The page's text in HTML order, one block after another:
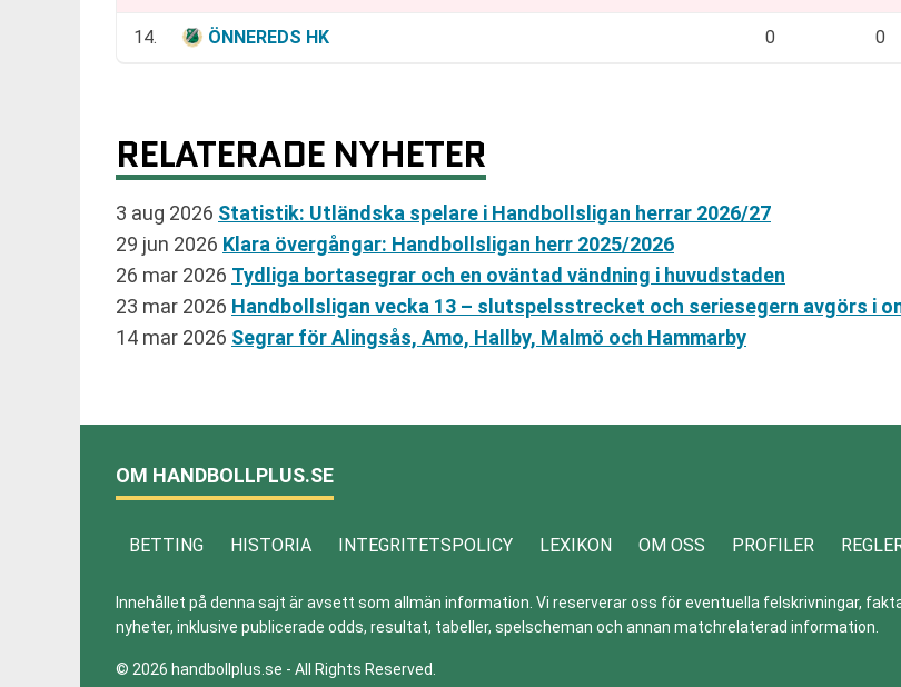
14. ÖNNEREDS HK 0 0
RELATERADE NYHETER
3 aug 2026 Statistik: Utländska spelare i Handbollsligan herrar 2026/27
29 jun 2026 Klara övergångar: Handbollsligan herr 2025/2026
26 mar 2026 Tydliga bortasegrar och en oväntad vändning i huvudstaden
23 mar 2026 Handbollsligan vecka 13 – slutspelsstrecket och seriesegern avgörs i
14 mar 2026 Segrar för Alingsås, Amo, Hallby, Malmö och Hammarby
OM HANDBOLLPLUS.SE
BETTING HISTORIA INTEGRITETSPOLICY LEXIKON OM OSS PROFILER
Innehållet på denna sajt är avsett som allmän information. Vi reserverar oss för eventuella felskrivningar,
nyheter, inklusive publicerade odds, resultat, tabeller, spelscheman och annan matchrelaterad information.
© 2026 handbollplus.se - All Rights Reserved.